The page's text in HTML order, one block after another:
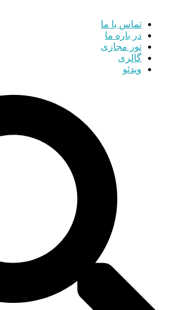
تماس با ما
در باره ما
تور مجازی
گالری
ویدئو